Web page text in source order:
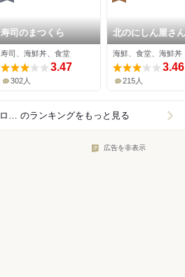
寿司のまつくら
寿司、海鮮丼、食堂
3.47
302人
北のにしん屋さん
海鮮、食堂、海鮮丼
3.46
215人
留萌・羽幌・オロロライン×和食 のランキングをもっと見る
広告を非表示